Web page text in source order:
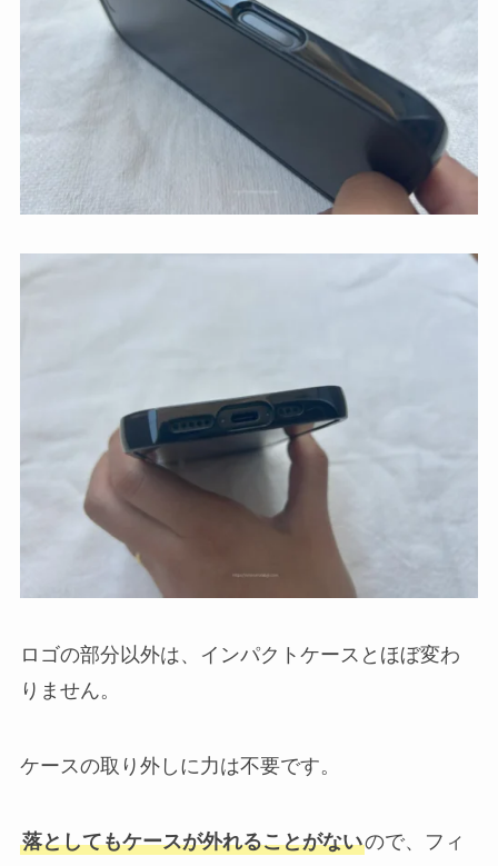
ロゴの部分以外は、インパクトケースとほぼ変わ
りません。
ケースの取り外しに力は不要です。
落としてもケースが外れることがないので、フィ